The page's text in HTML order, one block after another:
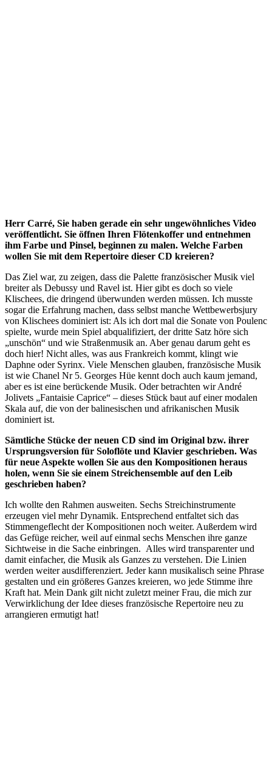
Herr Carré, Sie haben gerade ein sehr ungewöhnliches Video
veröffentlicht. Sie öffnen Ihren Flötenkoffer und entnehmen
ihm Farbe und Pinsel, beginnen zu malen. Welche Farben
wollen Sie mit dem Repertoire dieser CD kreieren?
Das Ziel war, zu zeigen, dass die Palette französischer Musik viel
breiter als Debussy und Ravel ist. Hier gibt es doch so viele
Klischees, die dringend überwunden werden müssen. Ich musste
sogar die Erfahrung machen, dass selbst manche Wettbewerbsjury
von Klischees dominiert ist: Als ich dort mal die Sonate von Poulenc
spielte, wurde mein Spiel abqualifiziert, der dritte Satz höre sich
„unschön“ und wie Straßenmusik an. Aber genau darum geht es
doch hier! Nicht alles, was aus Frankreich kommt, klingt wie
Daphne oder Syrinx. Viele Menschen glauben, französische Musik
ist wie Chanel Nr 5. Georges Hüe kennt doch auch kaum jemand,
aber es ist eine berückende Musik. Oder betrachten wir André
Jolivets „Fantaisie Caprice“ – dieses Stück baut auf einer modalen
Skala auf, die von der balinesischen und afrikanischen Musik
dominiert ist.
Sämtliche Stücke der neuen CD sind im Original bzw. ihrer
Ursprungsversion für Soloflöte und Klavier geschrieben. Was
für neue Aspekte wollen Sie aus den Kompositionen heraus
holen, wenn Sie sie einem Streichensemble auf den Leib
geschrieben haben?
Ich wollte den Rahmen ausweiten. Sechs Streichinstrumente
erzeugen viel mehr Dynamik. Entsprechend entfaltet sich das
Stimmengeflecht der Kompositionen noch weiter. Außerdem wird
das Gefüge reicher, weil auf einmal sechs Menschen ihre ganze
Sichtweise in die Sache einbringen. Alles wird transparenter und
damit einfacher, die Musik als Ganzes zu verstehen. Die Linien
werden weiter ausdifferenziert. Jeder kann musikalisch seine Phrase
gestalten und ein größeres Ganzes kreieren, wo jede Stimme ihre
Kraft hat. Mein Dank gilt nicht zuletzt meiner Frau, die mich zur
Verwirklichung der Idee dieses französische Repertoire neu zu
arrangieren ermutigt hat!